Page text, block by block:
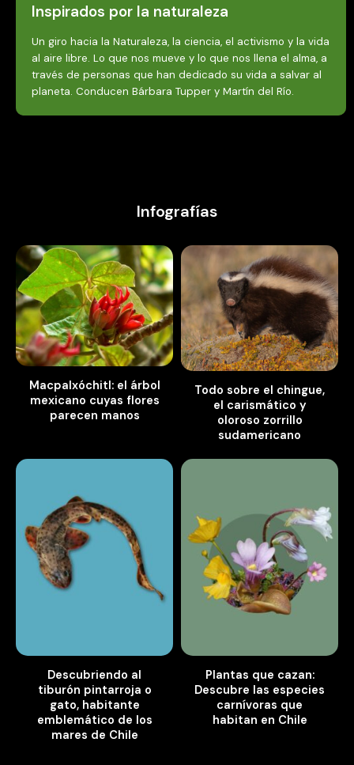
Inspirados por la naturaleza
Un giro hacia la Naturaleza, la ciencia, el activismo y la vida
al aire libre. Lo que nos mueve y lo que nos llena el alma, a
través de personas que han dedicado su vida a salvar al
planeta. Conducen Bárbara Tupper y Martín del Río.
Infografías
Macpalxóchitl: el árbol
mexicano cuyas flores
parecen manos
Todo sobre el chingue,
el carismático y
oloroso zorrillo
sudamericano
Descubriendo al
tiburón pintarroja o
gato, habitante
emblemático de los
mares de Chile
Plantas que cazan:
Descubre las especies
carnívoras que
habitan en Chile